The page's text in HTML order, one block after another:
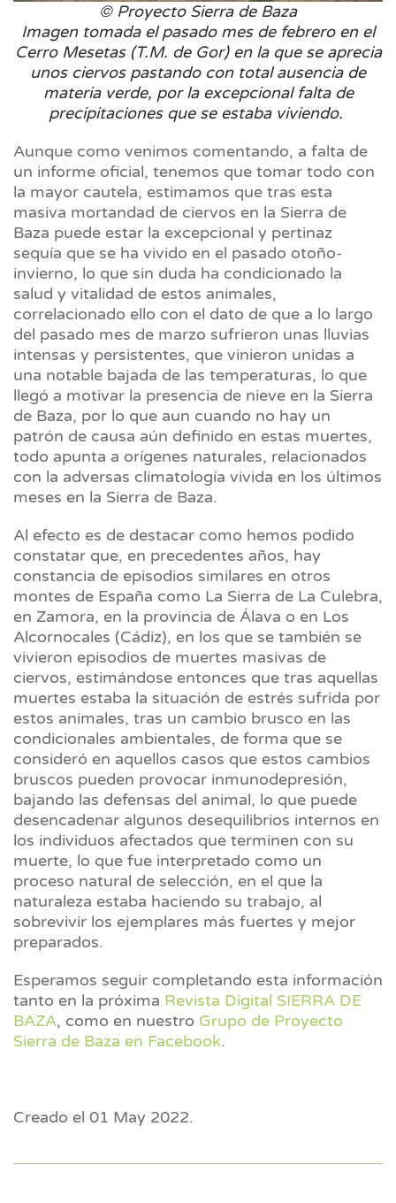
© Proyecto Sierra de Baza
Imagen tomada el pasado mes de febrero en el
Cerro Mesetas (T.M. de Gor) en la que se aprecia
unos ciervos pastando con total ausencia de
materia verde, por la excepcional falta de
precipitaciones que se estaba viviendo.
Aunque como venimos comentando, a falta de
un informe oficial, tenemos que tomar todo con
la mayor cautela, estimamos que tras esta
masiva mortandad de ciervos en la Sierra de
Baza puede estar la excepcional y pertinaz
sequía que se ha vivido en el pasado otoño-
invierno, lo que sin duda ha condicionado la
salud y vitalidad de estos animales,
correlacionado ello con el dato de que a lo largo
del pasado mes de marzo sufrieron unas lluvias
intensas y persistentes, que vinieron unidas a
una notable bajada de las temperaturas, lo que
llegó a motivar la presencia de nieve en la Sierra
de Baza, por lo que aun cuando no hay un
patrón de causa aún definido en estas muertes,
todo apunta a orígenes naturales, relacionados
con la adversas climatología vivida en los últimos
meses en la Sierra de Baza.
Al efecto es de destacar como hemos podido
constatar que, en precedentes años, hay
constancia de episodios similares en otros
montes de España como La Sierra de La Culebra,
en Zamora, en la provincia de Álava o en Los
Alcornocales (Cádiz), en los que se también se
vivieron episodios de muertes masivas de
ciervos, estimándose entonces que tras aquellas
muertes estaba la situación de estrés sufrida por
estos animales, tras un cambio brusco en las
condicionales ambientales, de forma que se
consideró en aquellos casos que estos cambios
bruscos pueden provocar inmunodepresión,
bajando las defensas del animal, lo que puede
desencadenar algunos desequilibrios internos en
los individuos afectados que terminen con su
muerte, lo que fue interpretado como un
proceso natural de selección, en el que la
naturaleza estaba haciendo su trabajo, al
sobrevivir los ejemplares más fuertes y mejor
preparados.
Esperamos seguir completando esta información
tanto en la próxima Revista Digital SIERRA DE
BAZA, como en nuestro Grupo de Proyecto
Sierra de Baza en Facebook.
Creado el 01 May 2022.